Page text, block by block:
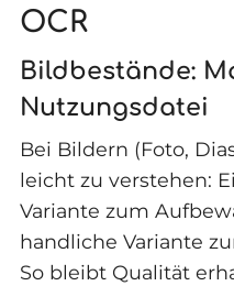
OCR
Bildbestände:
Nutzungsdatei
Bei Bildern (Foto,
leicht zu verstehen:
Variante zum
handliche Variante
So bleibt Qualität